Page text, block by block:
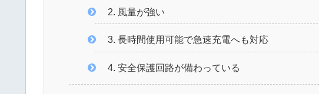
2. 風量が強い
3. 長時間使用可能で急速充電へも対応
4. 安全保護回路が備わっている